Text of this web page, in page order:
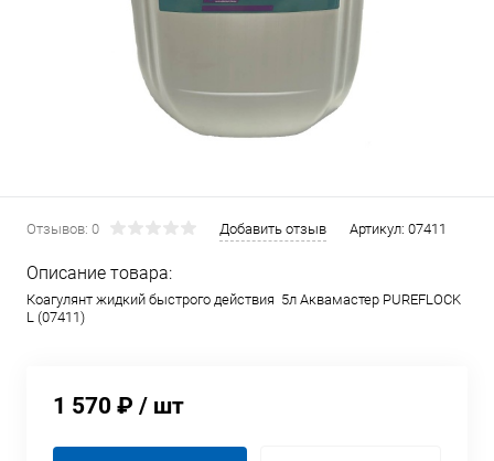
Отзывов: 0 Добавить отзыв Артикул: 07411
Описание товара:
Коагулянт жидкий быстрого действия 5л Аквамастер PUREFLOCK
L (07411)
1 570 ₽ / шт